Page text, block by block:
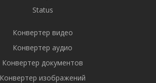
Status
Конвертер видео
Конвертер аудио
Конвертер документов
Конвертер изображений